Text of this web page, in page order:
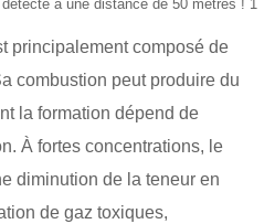
principalement composé de
combustion peut produire du
la formation dépend de
À fortes concentrations, le
diminution de la teneur en
de gaz toxiques,